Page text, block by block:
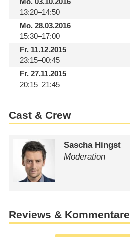
13:20–14:50
Mo.28.03.2016
15:30–17:00
Fr.11.12.2015
23:15–00:45
Fr.27.11.2015
20:15–21:45
Cast & Crew
Sascha Hingst
Moderation
Reviews & Kommentare